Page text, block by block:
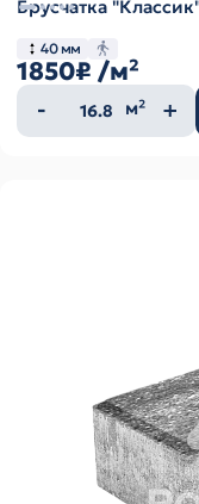
Брусчатка
40 мм
1850₽ /м²
Количество
товара
м²